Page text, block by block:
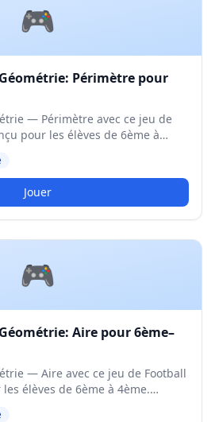
🎮
Périmètre pour
— Périmètre avec ce jeu de
pour les élèves de 6ème à
Jouer
🎮
Aire pour 6ème–
— Aire avec ce jeu de Football
élèves de 6ème à 4ème.